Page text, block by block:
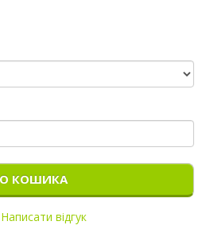
КОШИКА
Написати відгук